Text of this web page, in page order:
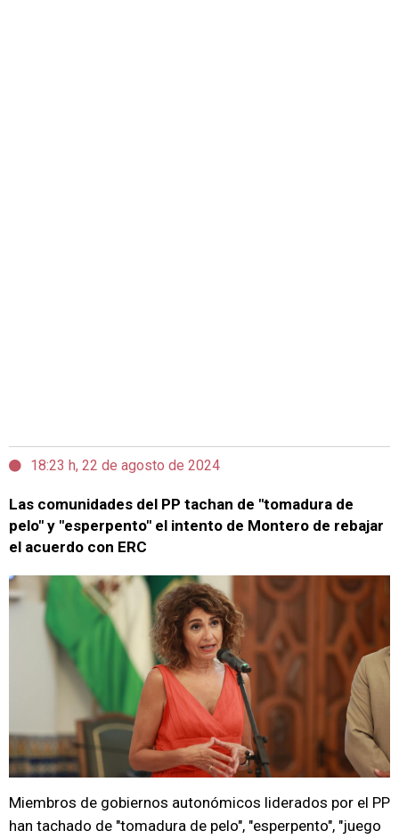
18:23 h, 22 de agosto de 2024
Las comunidades del PP tachan de "tomadura de
pelo" y "esperpento" el intento de Montero de rebajar
el acuerdo con ERC
Miembros de gobiernos autonómicos liderados por el PP
han tachado de "tomadura de pelo", "esperpento", "juego